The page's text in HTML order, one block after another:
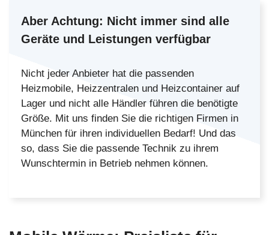
Aber Achtung: Nicht immer sind alle
Geräte und Leistungen verfügbar
Nicht jeder Anbieter hat die passenden
Heizmobile, Heizzentralen und Heizcontainer auf
Lager und nicht alle Händler führen die benötigte
Größe. Mit uns finden Sie die richtigen Firmen in
München für ihren individuellen Bedarf! Und das
so, dass Sie die passende Technik zu ihrem
Wunschtermin in Betrieb nehmen können.